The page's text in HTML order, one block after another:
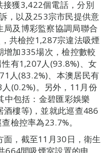
獲3,422個電話，分別
，以及253宗市民提供意
局及博彩監察協調局聯合
共檢控1,287宗違法吸煙
加335場次，檢控數較
有1,207人(93.8%)、女
人(83.2%)、本澳居民有
(0.2%)。另外，11月份
中包括：金碧匯彩娛樂
樓等)，並就此巡查486
檢控率為23.7%。
，截至11月30日，衛生